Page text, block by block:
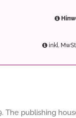
inkl.
The publishing